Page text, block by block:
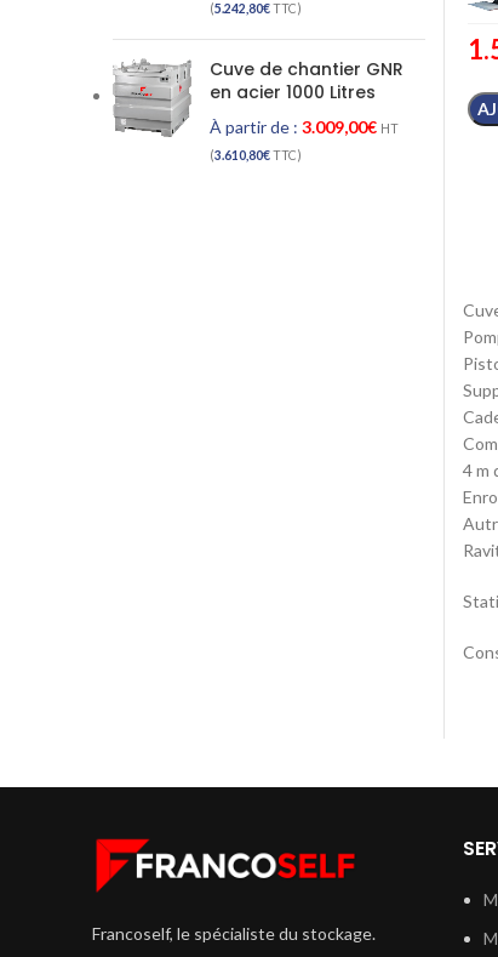
4 m
(5.242,80€TTC)
Cuve de chantier GNR
en acier 1000 Litres
À partir de : 3.009,00€ HT
(3.610,80€TTC)
Francoself, le spécialiste du stockage.